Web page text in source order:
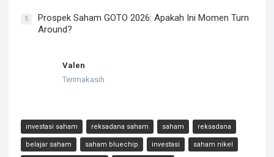
5
Prospek Saham GOTO 2026: Apakah Ini Momen Turn
Around?
Valen
Terimakasih
investasi saham reksadana saham saham reksadana
belajar saham saham bluechip investasi saham nikel